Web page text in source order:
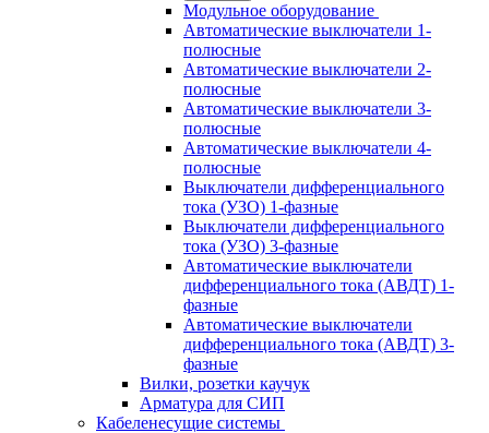
Модульное оборудование
Автоматические выключатели 1-
полюсные
Автоматические выключатели 2-
полюсные
Автоматические выключатели 3-
полюсные
Автоматические выключатели 4-
полюсные
Выключатели дифференциального
тока (УЗО) 1-фазные
Выключатели дифференциального
тока (УЗО) 3-фазные
Автоматические выключатели
дифференциального тока (АВДТ) 1-
фазные
Автоматические выключатели
дифференциального тока (АВДТ) 3-
фазные
Вилки, розетки каучук
Арматура для СИП
Кабеленесущие системы